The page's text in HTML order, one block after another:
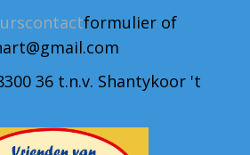
formulier of
36 t.n.v. Shantykoor 't